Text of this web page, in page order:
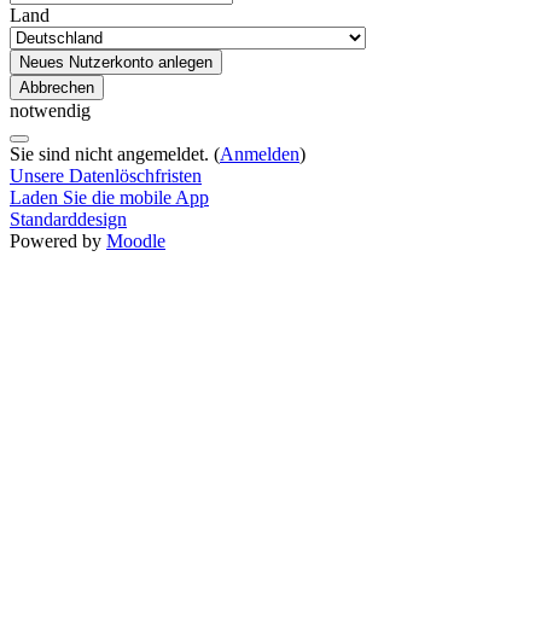
Land
notwendig
Sie sind nicht angemeldet. (Anmelden)
Unsere Datenlöschfristen
Laden Sie die mobile App
Standarddesign
Powered by Moodle